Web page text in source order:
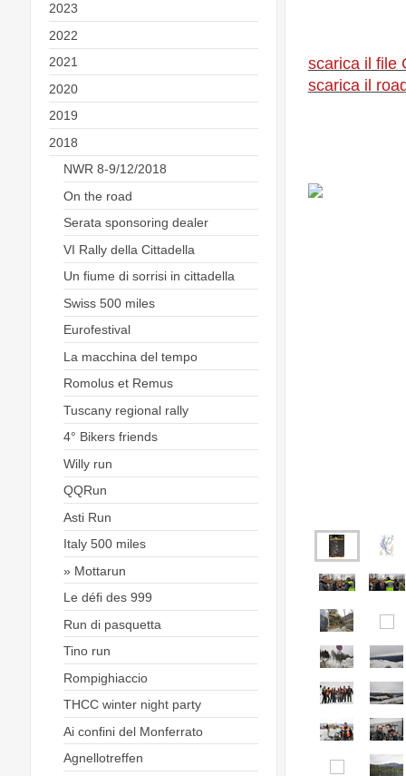
scarica il file
scarica il
2023
2022
2021
2020
2019
2018
NWR 8-9/12/2018
On the road
Serata sponsoring dealer
VI Rally della Cittadella
Un fiume di sorrisi in cittadella
Swiss 500 miles
Eurofestival
La macchina del tempo
Romolus et Remus
Tuscany regional rally
4° Bikers friends
Willy run
QQRun
Asti Run
Italy 500 miles
Mottarun
Le défi des 999
Run di pasquetta
Tino run
Rompighiaccio
THCC winter night party
Ai confini del Monferrato
Agnellotreffen